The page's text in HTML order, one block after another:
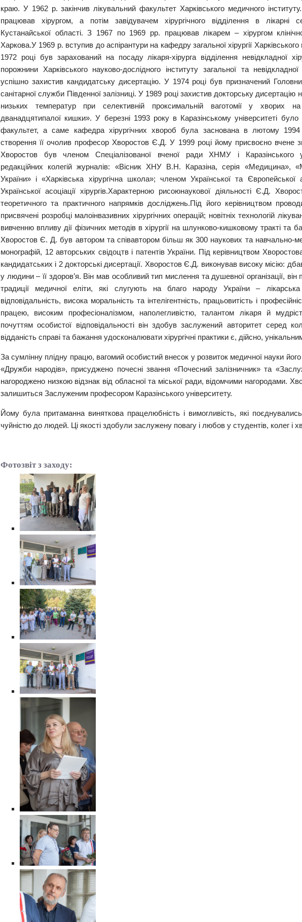
краю. У 1962 р. закінчив лікувальний факультет Харківського медичного
працював хірургом, а потім завідувачем хірургічного відділення в лікарні
Кустанайської області. З 1967 по 1969 рр. працював лікарем – хірургом
Харкова.У 1969 р. вступив до аспірантури на кафедру загальної хірургії Харківського
1972 році був зарахований на посаду лікаря-хірурга відділення невідкладної
порожнини Харківського науково-дослідного інституту загальної та
успішно захистив кандидатську дисертацію. У 1974 році був призначений
санітарної служби Південної залізниці. У 1989 році захистив докторську дисертацію
низьких температур при селективній проксимальній ваготомії у хворих
дванадцятипалої кишки». У березні 1993 року в Каразінському університеті
факультет, а саме кафедра хірургічних хвороб була заснована в лютому
створення її очолив професор Хворостов Є.Д. У 1999 році йому присвоєно вчене
Хворостов був членом Спеціалізованої вченої ради ХНМУ і Каразінського
редакційних колегій журналів: «Вісник ХНУ В.Н. Каразіна, серія «Медицина»,
України» і «Харківська хірургічна школа»; членом Української та Європейської
Української асоціації хірургів.Характерною рисоюнаукової діяльності Є.Д.
теоретичного та практичного напрямків досліджень.Під його керівництвом
присвячені розробці малоінвазивних хірургічних операцій; новітніх технологій
вивченню впливу дії фізичних методів в хірургії на шлунково-кишковому тракті та
Хворостов Є. Д. був автором та співавтором більш як 300 наукових та навчально-
монографій, 12 авторських свідоцтв і патентів України. Під керівництвом
кандидатських і 2 докторські дисертації. Хворостов Є.Д. виконував високу місію:
у людини – її здоров’я. Він мав особливий тип мислення та душевної організації,
традиції медичної еліти, які слугують на благо народу України –
відповідальність, висока моральність та інтелігентність, працьовитість і
працею, високим професіоналізмом, наполегливістю, талантом лікаря й
почуттям особистої відповідальності він здобув заслужений авторитет серед
відданість справі та бажання удосконалювати хірургічні практики є, дійсно,
За сумлінну плідну працю, вагомий особистий внесок у розвиток медичної науки
«Дружби народів», присуджено почесні звання «Почесний залізничник» та
нагороджено низкою відзнак від обласної та міської ради, відомчими нагородами.
залишиться Заслуженим професором Каразінського університету.
Йому була притаманна виняткова працелюбність і вимогливість, які
чуйністю до людей. Ці якості здобули заслужену повагу і любов у студентів, колег і
Фотозвіт з заходу: